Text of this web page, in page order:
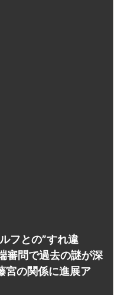
フとの”すれ違
審問で過去の謎が深
宮の関係に進展ア